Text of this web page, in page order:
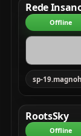
sp-
Rede
Offline
RootsSky
Offline